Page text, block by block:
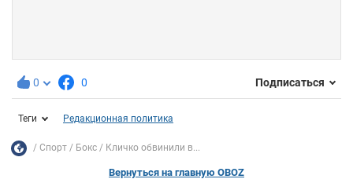
0 0 Подписаться
Теги Редакционная политика
Спорт Бокс Кличко обвинили в...
Вернуться на главную OBOZ